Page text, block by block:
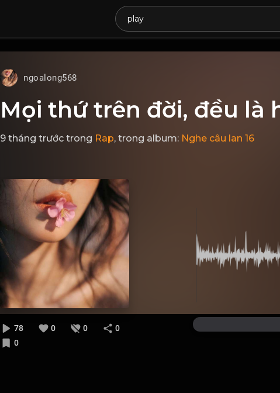
ngoalong568
Mọi thứ trên đời, đều là
9 tháng trước trong Rap, trong album: Nghe câu lan 16
78 0 0
0
0